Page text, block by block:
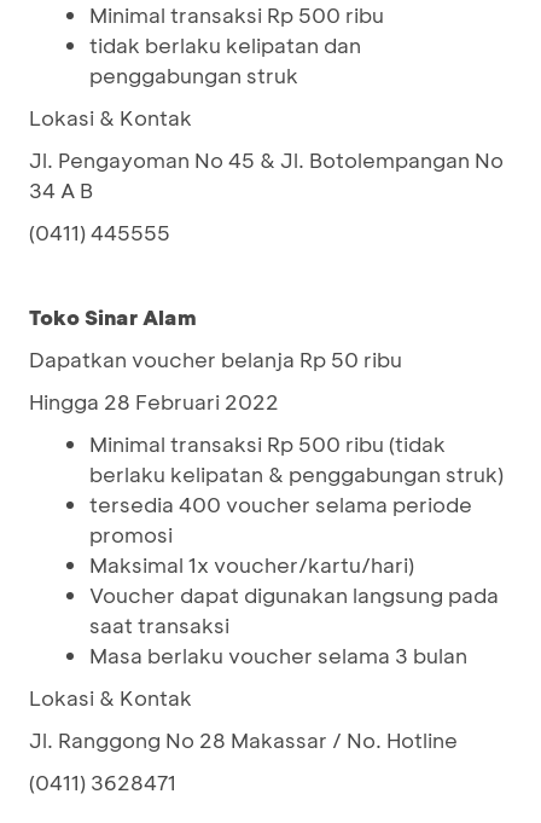
Minimal transaksi Rp 500 ribu
tidak berlaku kelipatan dan
penggabungan struk
Lokasi & Kontak
Jl. Pengayoman No 45 & Jl. Botolempangan No
34 A B
(0411) 445555
Toko Sinar Alam
Dapatkan voucher belanja Rp 50 ribu
Hingga 28 Februari 2022
Minimal transaksi Rp 500 ribu (tidak
berlaku kelipatan & penggabungan struk)
tersedia 400 voucher selama periode
promosi
Maksimal 1x voucher/kartu/hari)
Voucher dapat digunakan langsung pada
saat transaksi
Masa berlaku voucher selama 3 bulan
Lokasi & Kontak
Jl. Ranggong No 28 Makassar / No. Hotline
(0411) 3628471